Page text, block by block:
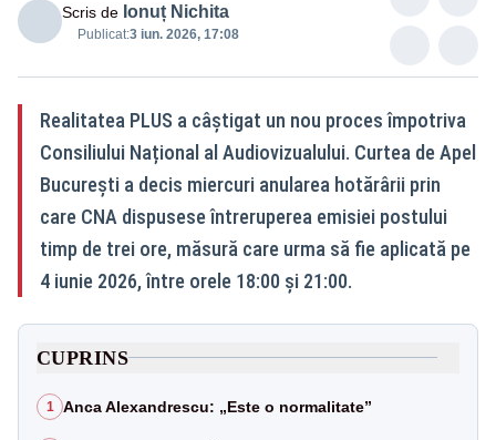
Scris de Ionuț Nichita
Publicat:3 iun. 2026, 17:08
Realitatea PLUS a câștigat un nou proces împotriva
Consiliului Național al Audiovizualului. Curtea de Apel
București a decis miercuri anularea hotărârii prin
care CNA dispusese întreruperea emisiei postului
timp de trei ore, măsură care urma să fie aplicată pe
4 iunie 2026, între orele 18:00 și 21:00.
CUPRINS
1 Anca Alexandrescu: „Este o normalitate”